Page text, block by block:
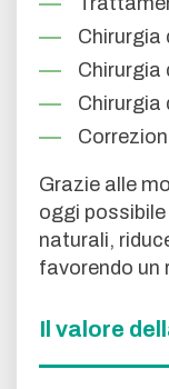
Chirurgia
Chirurgia
Chirurgia
Grazie alle
oggi
naturali,
favorendo un
Il valore